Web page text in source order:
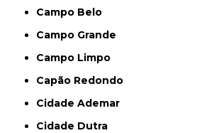
Campo Belo
Campo Grande
Campo Limpo
Capão Redondo
Cidade Ademar
Cidade Dutra